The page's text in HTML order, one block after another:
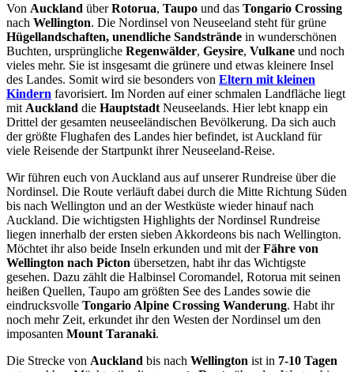
Von Auckland überRotorua, Taupo und das Tongario Crossing
nach Wellington. Die Nordinsel von Neuseeland steht für grüne
Hügellandschaften, unendliche Sandstrände in wunderschönen
Buchten, ursprüngliche Regenwälder, Geysire, Vulkane und noch
vieles mehr. Sie ist insgesamt die grünere und etwas kleinere Insel
des Landes. Somit wird sie besonders von Eltern mit kleinen
Kindern favorisiert. Im Norden auf einer schmalen Landfläche liegt
mit Auckland die Hauptstadt Neuseelands. Hier lebt knapp ein
Drittel der gesamten neuseeländischen Bevölkerung. Da sich auch
der größte Flughafen des Landes hier befindet, ist Auckland für
viele Reisende der Startpunkt ihrer Neuseeland-Reise.
Wir führen euch von Auckland aus auf unserer Rundreise über die
Nordinsel. Die Route verläuft dabei durch die Mitte Richtung Süden
bis nach Wellington und an der Westküste wieder hinauf nach
Auckland. Die wichtigsten Highlights der Nordinsel Rundreise
liegen innerhalb der ersten sieben Akkordeons bis nach Wellington.
Möchtet ihr also beide Inseln erkunden und mit derFähre von
Wellington nach Picton übersetzen, habt ihr das Wichtigste
gesehen. Dazu zählt die Halbinsel Coromandel, Rotorua mit seinen
heißen Quellen, Taupo am größten See des Landes sowie die
eindrucksvolle Tongario Alpine Crossing Wanderung. Habt ihr
noch mehr Zeit, erkundet ihr den Westen der Nordinsel um den
imposanten Mount Taranaki.
Die Strecke von Auckland bis nach Wellington ist in 7-10 Tagen